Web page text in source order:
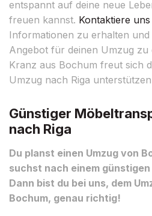
entspannt auf deine neue
freuen kannst. Kontaktiere uns
Informationen zu erhalten
Angebot für deinen Umzug
Kranz aus Bochum freut sich
Umzug nach Riga
Günstiger
nach Riga
Du planst einen Umzug von
suchst nach einem günstigen
Dann bist du bei uns, dem
Bochum, genau richtig!